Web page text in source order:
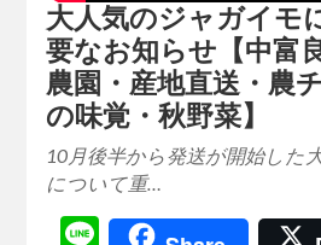
大人気のジャガイモ
要なお知らせ【中富
農園・産地直送・農
の味覚・秋野菜】
10月後半から発送が開始した
について重…
Line